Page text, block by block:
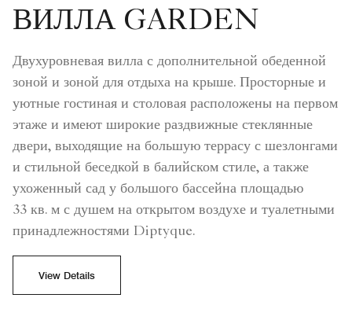
ВИЛЛА GARDEN
Двухуровневая вилла с дополнительной обеденной
зоной и зоной для отдыха на крыше. Просторные и
уютные гостиная и столовая расположены на первом
этаже и имеют широкие раздвижные стеклянные
двери, выходящие на большую террасу с шезлонгами
и стильной беседкой в балийском стиле, а также
ухоженный сад у большого бассейна площадью
33 кв. м с душем на открытом воздухе и туалетными
принадлежностями Diptyque.
View Details